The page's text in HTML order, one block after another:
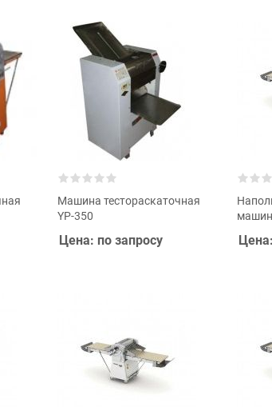
Машина тестораскаточная
YP-350
Цена: по запросу